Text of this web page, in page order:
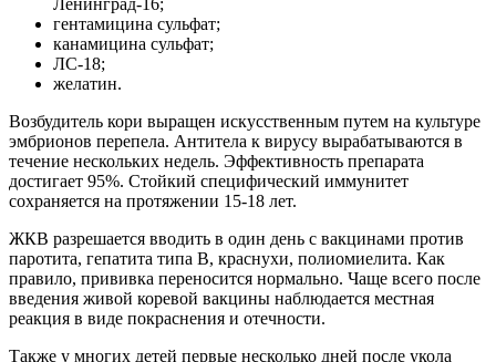
гентамицина сульфат;
канамицина сульфат;
ЛС-18;
желатин.
Возбудитель кори выращен искусственным путем на культуре
эмбрионов перепела. Антитела к вирусу вырабатываются в
течение нескольких недель. Эффективность препарата
достигает 95%. Стойкий специфический иммунитет
сохраняется на протяжении 15-18 лет.
ЖКВ разрешается вводить в один день с вакцинами против
паротита, гепатита типа В, краснухи, полиомиелита. Как
правило, прививка переносится нормально. Чаще всего после
введения живой коревой вакцины наблюдается местная
реакция в виде покраснения и отечности.
Также у многих детей первые несколько дней после укола